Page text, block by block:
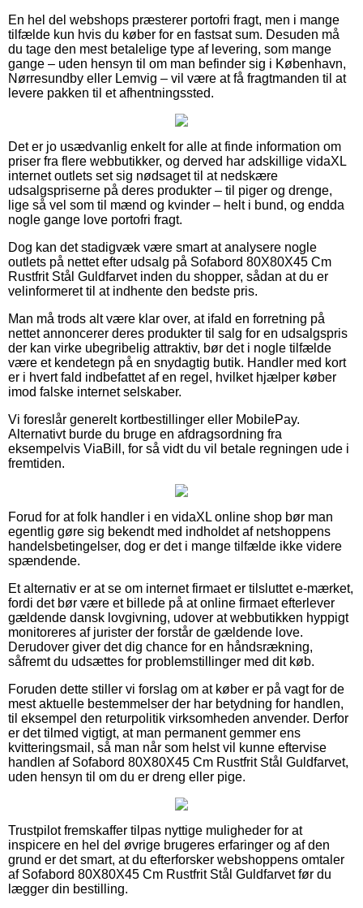
En hel del webshops præsterer portofri fragt, men i mange
tilfælde kun hvis du køber for en fastsat sum. Desuden må
du tage den mest betalelige type af levering, som mange
gange – uden hensyn til om man befinder sig i København,
Nørresundby eller Lemvig – vil være at få fragtmanden til at
levere pakken til et afhentningssted.
Det er jo usædvanlig enkelt for alle at finde information om
priser fra flere webbutikker, og derved har adskillige vidaXL
internet outlets set sig nødsaget til at nedskære
udsalgspriserne på deres produkter – til piger og drenge,
lige så vel som til mænd og kvinder – helt i bund, og endda
nogle gange love portofri fragt.
Dog kan det stadigvæk være smart at analysere nogle
outlets på nettet efter udsalg på Sofabord 80X80X45 Cm
Rustfrit Stål Guldfarvet inden du shopper, sådan at du er
velinformeret til at indhente den bedste pris.
Man må trods alt være klar over, at ifald en forretning på
nettet annoncerer deres produkter til salg for en udsalgspris
der kan virke ubegribelig attraktiv, bør det i nogle tilfælde
være et kendetegn på en snydagtig butik. Handler med kort
er i hvert fald indbefattet af en regel, hvilket hjælper køber
imod falske internet selskaber.
Vi foreslår generelt kortbestillinger eller MobilePay.
Alternativt burde du bruge en afdragsordning fra
eksempelvis ViaBill, for så vidt du vil betale regningen ude i
fremtiden.
Forud for at folk handler i en vidaXL online shop bør man
egentlig gøre sig bekendt med indholdet af netshoppens
handelsbetingelser, dog er det i mange tilfælde ikke videre
spændende.
Et alternativ er at se om internet firmaet er tilsluttet e-mærket,
fordi det bør være et billede på at online firmaet efterlever
gældende dansk lovgivning, udover at webbutikken hyppigt
monitoreres af jurister der forstår de gældende love.
Derudover giver det dig chance for en håndsrækning,
såfremt du udsættes for problemstillinger med dit køb.
Foruden dette stiller vi forslag om at køber er på vagt for de
mest aktuelle bestemmelser der har betydning for handlen,
til eksempel den returpolitik virksomheden anvender. Derfor
er det tilmed vigtigt, at man permanent gemmer ens
kvitteringsmail, så man når som helst vil kunne eftervise
handlen af Sofabord 80X80X45 Cm Rustfrit Stål Guldfarvet,
uden hensyn til om du er dreng eller pige.
Trustpilot fremskaffer tilpas nyttige muligheder for at
inspicere en hel del øvrige brugeres erfaringer og af den
grund er det smart, at du efterforsker webshoppens omtaler
af Sofabord 80X80X45 Cm Rustfrit Stål Guldfarvet før du
lægger din bestilling.